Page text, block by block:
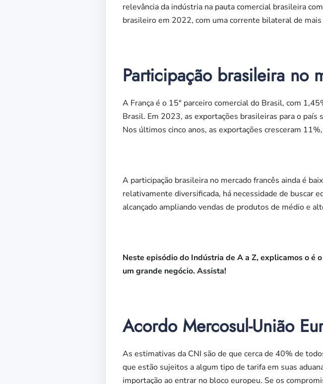
relevância da indústria na pauta comercial brasileira
brasileiro em 2022, com uma corrente bilateral de
Participação brasileira no
A França é o 15° parceiro comercial do Brasil, com
Brasil. Em 2023, as exportações brasileiras para o
Nos últimos cinco anos, as exportações cresceram
A participação brasileira no mercado francês ainda é
relativamente diversificada, há necessidade de buscar
alcançado ampliando vendas de produtos de médio e
Neste episódio do Indústria de A a Z, explicamos o é
um grande negócio. Assista!
Acordo Mercosul-União
As estimativas da CNI são de que cerca de 40% de
que estão sujeitos a algum tipo de tarifa em suas
importação ao entrar no bloco europeu. Se os